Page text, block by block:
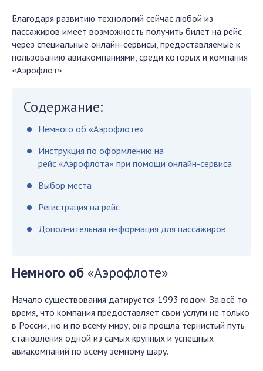
Благодаря развитию технологий сейчас любой из
пассажиров имеет возможность получить билет на рейс
через специальные онлайн-сервисы, предоставляемые к
пользованию авиакомпаниями, среди которых и компания
«Аэрофлот».
Содержание:
Немного об «Аэрофлоте»
Инструкция по оформлению на
рейс «Аэрофлота» при помощи онлайн-сервиса
Выбор места
Регистрация на рейс
Дополнительная информация для пассажиров
Немного об «Аэрофлоте»
Начало существования датируется 1993 годом. За всё то
время, что компания предоставляет свои услуги не только
в России, но и по всему миру, она прошла тернистый путь
становления одной из самых крупных и успешных
авиакомпаний по всему земному шару.